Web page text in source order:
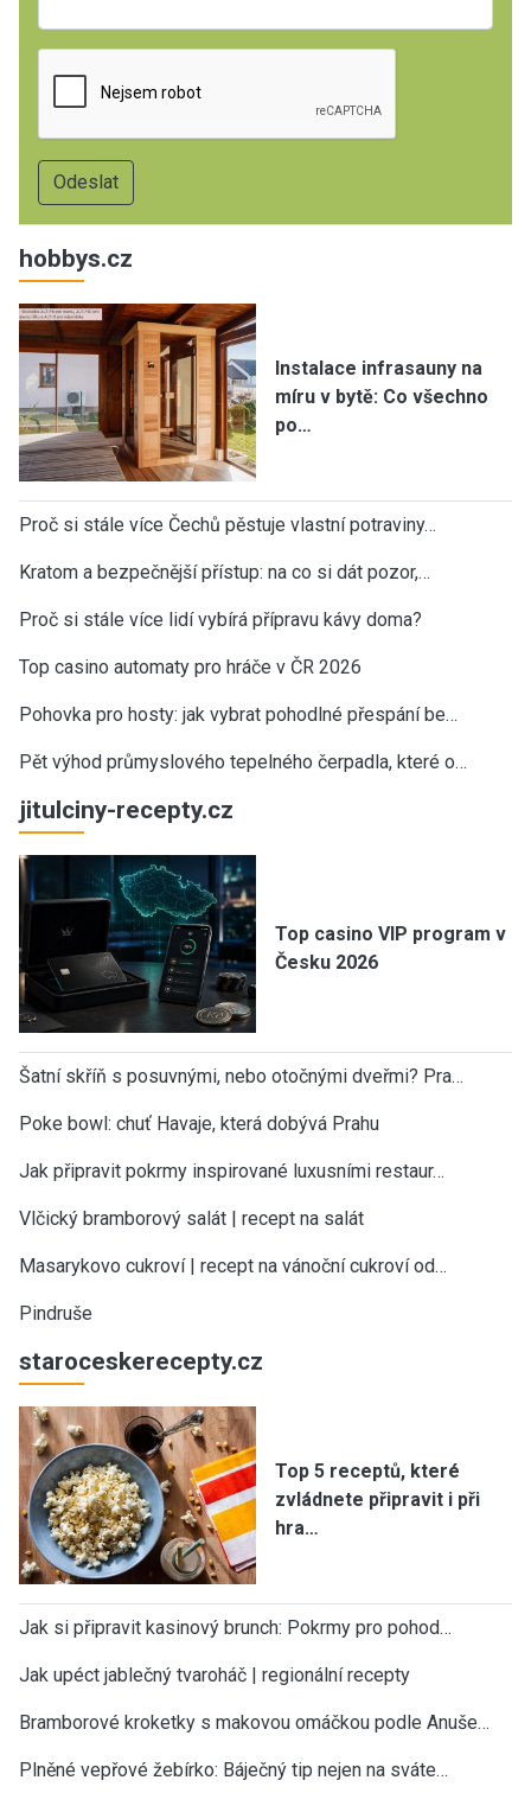
hobbys.cz
Instalace infrasauny na
míru v bytě: Co všechno
po…
Proč si stále více Čechů pěstuje vlastní potraviny…
Kratom a bezpečnější přístup: na co si dát pozor,…
Proč si stále více lidí vybírá přípravu kávy doma?
Top casino automaty pro hráče v ČR 2026
Pohovka pro hosty: jak vybrat pohodlné přespání be…
Pět výhod průmyslového tepelného čerpadla, které o…
jitulciny-recepty.cz
Top casino VIP program v
Česku 2026
Šatní skříň s posuvnými, nebo otočnými dveřmi? Pra…
Poke bowl: chuť Havaje, která dobývá Prahu
Jak připravit pokrmy inspirované luxusními restaur…
Vlčický bramborový salát | recept na salát
Masarykovo cukroví | recept na vánoční cukroví od…
Pindruše
staroceskerecepty.cz
Top 5 receptů, které
zvládnete připravit i při
hra…
Jak si připravit kasinový brunch: Pokrmy pro pohod…
Jak upéct jablečný tvaroháč | regionální recepty
Bramborové kroketky s makovou omáčkou podle Anuše…
Plněné vepřové žebírko: Báječný tip nejen na sváte…